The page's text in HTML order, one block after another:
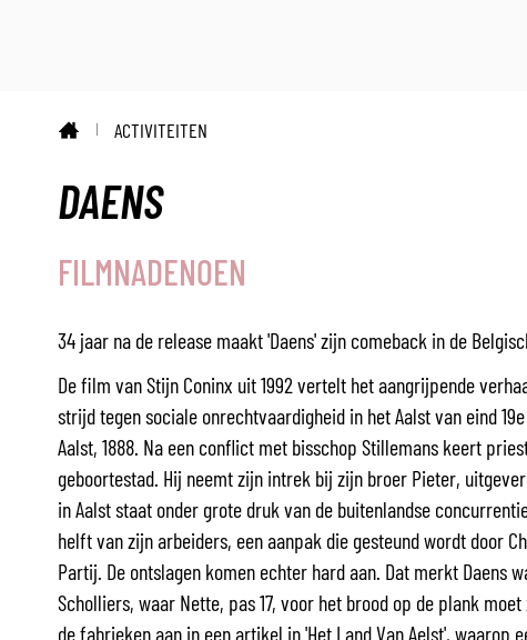
ACTIVITEITEN
DAENS
FILMNADENOEN
34 jaar na de release maakt 'Daens' zijn comeback in de
De film van Stijn Coninx uit 1992 vertelt het aangrijpende
strijd tegen sociale onrechtvaardigheid in het Aalst van eind
Aalst, 1888. Na een conflict met bisschop Stillemans keert
geboortestad. Hij neemt zijn intrek bij zijn broer Pieter,
in Aalst staat onder grote druk van de buitenlandse
helft van zijn arbeiders, een aanpak die gesteund wordt door
Partij. De ontslagen komen echter hard aan. Dat merkt Daens
Scholliers, waar Nette, pas 17, voor het brood op de plank
de fabrieken aan in een artikel in 'Het Land Van Aelst', waarop